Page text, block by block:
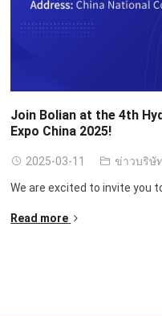
Join Bolian at the 4th
Expo China 2025!
2025-03-11 ข่าวบริษั
We are excited to invite you
Read more